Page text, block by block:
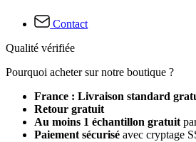
Contact
Qualité vérifiée
Pourquoi acheter sur notre boutique ?
France : Livraison standard
Retour gratuit
Au moins 1 échantillon gratuit
Paiement sécurisé avec cryptage